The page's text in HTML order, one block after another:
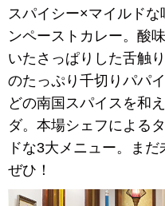
スパイシー×マイルド
ンペーストカレー。酸
いたさっぱりした舌触
のたっぷり千切りパパ
どの南国スパイスを和
ダ。本場シェフによる
ドな3大メニュー。ま
ぜひ！